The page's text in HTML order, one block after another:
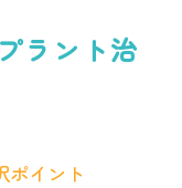
ラント治
ポイント